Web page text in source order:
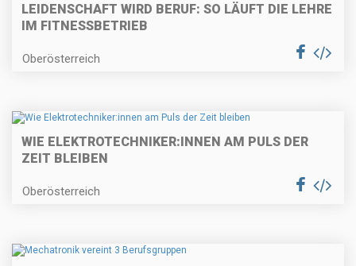
LEIDENSCHAFT WIRD BERUF: SO LÄUFT DIE LEHRE
IM FITNESSBETRIEB
Oberösterreich
WIE ELEKTROTECHNIKER:INNEN AM PULS DER
ZEIT BLEIBEN
Oberösterreich